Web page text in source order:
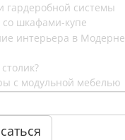
гардеробной системы
со шкафами-купе
интерьера в Модерне
с модульной мебелью